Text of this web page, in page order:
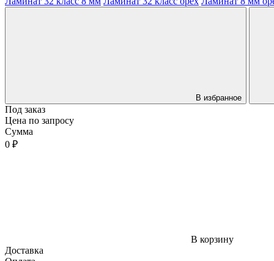
В избранное
Под заказ
Цена по запросу
Сумма
0 ₽
В корзину
Доставка